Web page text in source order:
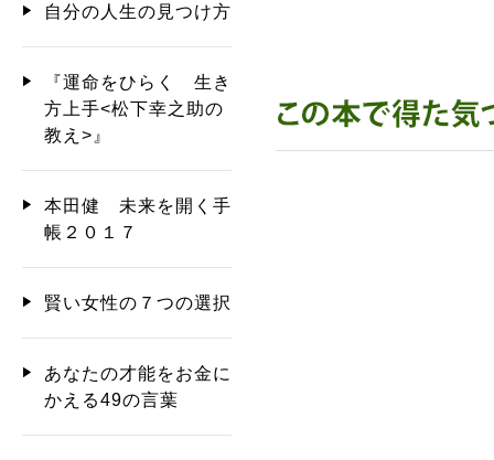
自分の人生の見つけ方
『運命をひらく 生き
方上手<松下幸之助の
教え>』
本田健 未来を開く手
帳２０１７
賢い女性の７つの選択
あなたの才能をお金に
かえる49の言葉